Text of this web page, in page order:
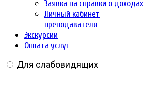
Заявка на справки о доходах
Личный кабинет
преподавателя
Экскурсии
Оплата услуг
Для слабовидящих